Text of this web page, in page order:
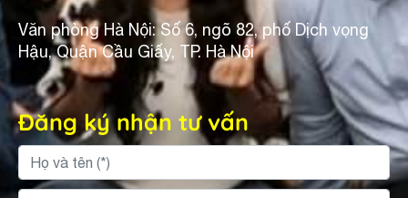
Văn phòng Hà Nội: Số 6, ngõ 82, phố Dịch vọng
Hậu, Quận Cầu Giấy, TP. Hà Nội
Đăng ký nhận tư vấn